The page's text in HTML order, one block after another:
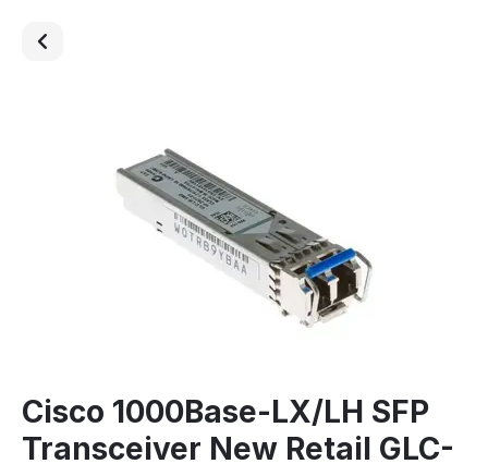
Cisco 1000Base-LX/LH SFP
Transceiver New Retail GLC-